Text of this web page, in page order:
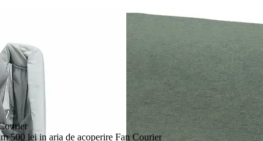
500 lei in aria de acoperire Fan Courier